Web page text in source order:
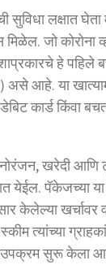
सुविधा लक्षात
जो कोरोना
हे
आहे. या
कार्ड किंवा
खरेदी आणि
पॅकेजच्या या
केलेल्या खर्चावर
त्यांच्या
सुरू केला